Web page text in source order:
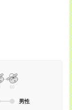
60
男性